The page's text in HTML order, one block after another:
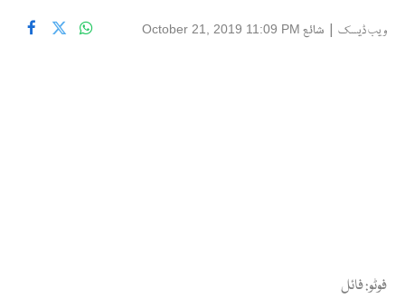
ویب ڈیسک | شائع October 21, 2019 11:09 PM
فوٹو: فائل